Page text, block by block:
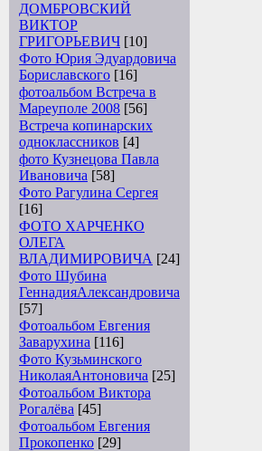
ДОМБРОВСКИЙ
ВИКТОР
ГРИГОРЬЕВИЧ [10]
Фото Юрия Эдуардовича
Бориславского [16]
фотоальбом Встреча в
Мареуполе 2008 [56]
Встреча копинарских
одноклассников [4]
фото Кузнецова Павла
Ивановича [58]
Фото Рагулина Сергея
[16]
ФОТО ХАРЧЕНКО
ОЛЕГА
ВЛАДИМИРОВИЧА [24]
Фото Шубина
ГеннадияАлександровича
[57]
Фотоальбом Евгения
Заварухина [116]
Фото Кузьминского
НиколаяАнтоновича [25]
Фотоальбом Виктора
Рогалёва [45]
Фотоальбом Евгения
Прокопенко [29]